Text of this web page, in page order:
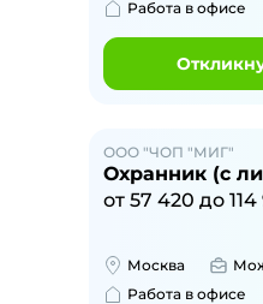
Работа в офисе
ООО "ЧОП "МИГ"
Охранник (с
от 57 420 до
Москва
Работа в офисе